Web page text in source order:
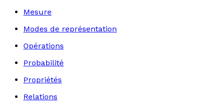
Mesure
Modes de représentation
Opérations
Probabilité
Propriétés
Relations